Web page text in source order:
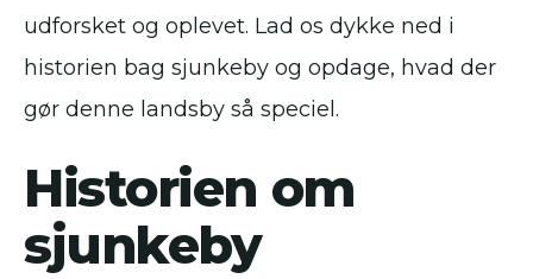
udforsket og oplevet. Lad os dykke ned i
historien bag sjunkeby og opdage, hvad der
gør denne landsby så speciel.
Historien om
sjunkeby